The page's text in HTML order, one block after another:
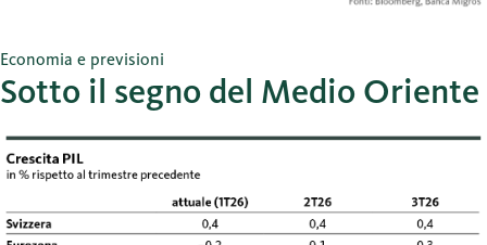
Economia e previsioni
Sotto il segno del Medio Oriente